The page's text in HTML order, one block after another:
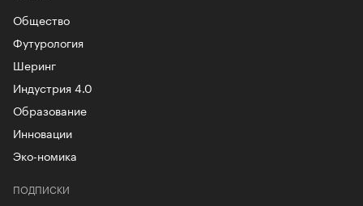
Общество
Футурология
Шеринг
Индустрия 4.0
Образование
Инновации
Эко-номика
ПОДПИСКИ